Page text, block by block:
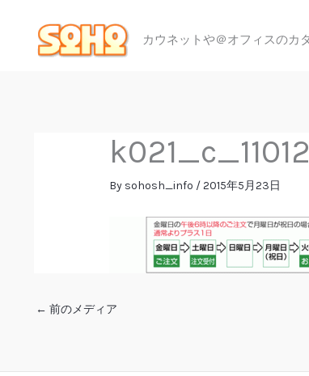
カウネットや＠オフィスの
By sohosh_info /2015年5月23日
← 前のメディア